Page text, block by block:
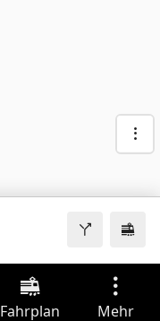
Fahrplan Mehr